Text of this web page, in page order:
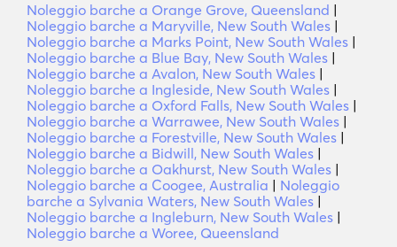
Noleggio barche a Orange Grove, Queensland |
Noleggio barche a Maryville, New South Wales |
Noleggio barche a Marks Point, New South Wales |
Noleggio barche a Blue Bay, New South Wales |
Noleggio barche a Avalon, New South Wales |
Noleggio barche a Ingleside, New South Wales |
Noleggio barche a Oxford Falls, New South Wales |
Noleggio barche a Warrawee, New South Wales |
Noleggio barche a Forestville, New South Wales |
Noleggio barche a Bidwill, New South Wales |
Noleggio barche a Oakhurst, New South Wales |
Noleggio barche a Coogee, Australia | Noleggio
barche a Sylvania Waters, New South Wales |
Noleggio barche a Ingleburn, New South Wales |
Noleggio barche a Woree, Queensland